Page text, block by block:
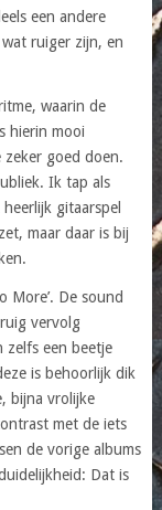
een andere
wat ruiger zijn, en
waarin de
hierin mooi
zeker goed doen.
Ik tap als
gitaarspel
maar daar is bij
More’. De sound
vervolg
zelfs een beetje
is behoorlijk dik
bijna vrolijke
met de iets
de vorige albums
Dat is